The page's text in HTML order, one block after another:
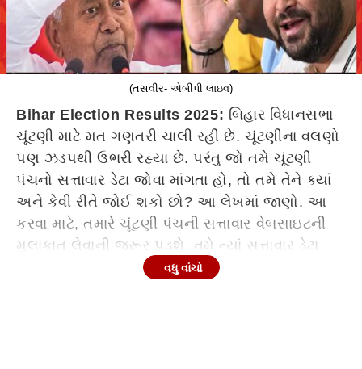
(તસવીર- એબીપી લાઇવ)
Bihar Election Results 2025: બિહાર વિધાનસભા
ચૂંટણી માટે મત ગણતરી ચાલી રહી છે. ચૂંટણીના વલણો
પણ ઝડપથી ઉભરી રહ્યા છે. પરંતુ જો તમે ચૂંટણી
પંચનો સત્તાવાર ડેટા જોવા માંગતા હો, તો તમે તેને ક્યાં
અને કેવી રીતે જોઈ શકો છો? આ લેખમાં જાણો. આ
કરવા માટે, તમારે ચૂંટણી પંચની સત્તાવાર વેબસાઇટની
મુલાકાત લેવાની જરૂર પડશે. તમે ત્યાં સત્તાવાર ડેટા
જોઈ શકો છો. ચૂંટણી પંચની વેબસાઇટ પર, તમે દરેક
વધુ વાંચો